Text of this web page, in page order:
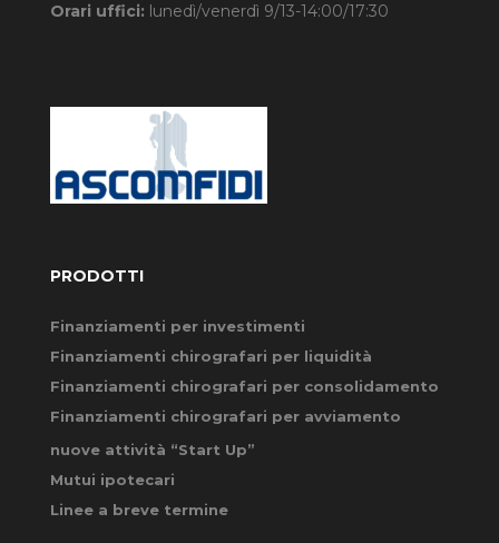
Orari uffici: lunedì/venerdì 9/13-14:00/17:30
PRODOTTI
Finanziamenti per investimenti
Finanziamenti chirografari per liquidità
Finanziamenti chirografari per consolidamento
Finanziamenti chirografari per avviamento
nuove attività “Start Up”
Mutui ipotecari
Linee a breve termine